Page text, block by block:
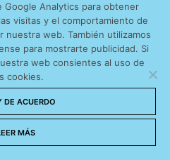
2026
Google Analytics para obtener
visitas y el comportamiento de
nuestra web. También utilizamos
para mostrarte publicidad. Si
web consientes al uso de
cookies.
DE ACUERDO
MÁS
conocer los servicios que
las preferencias y
las cookies que
de cookies
cookies
cookies